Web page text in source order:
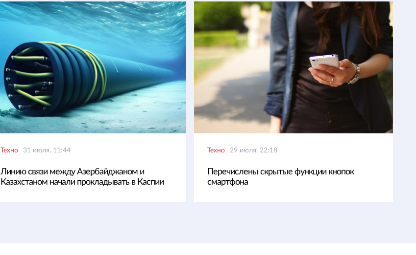
Техно 31 июля, 11:44
Линию связи между Азербайджаном и
Казахстаном начали прокладывать в Каспии
Техно 29 июля, 22:18
Перечислены скрытые функции кнопок
смартфона